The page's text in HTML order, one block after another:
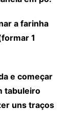
a farinha
1
e começar
tabuleiro
uns traços